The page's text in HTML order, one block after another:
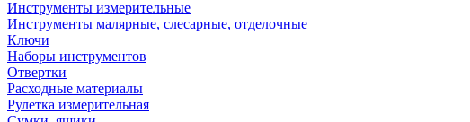
Инструменты измерительные
Инструменты малярные, слесарные, отделочные
Ключи
Наборы инструментов
Отвертки
Расходные материалы
Рулетка измерительная